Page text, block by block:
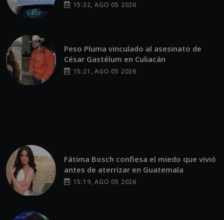
15:32, AGO 05 2026
Peso Pluma vinculado al asesinato de
César Gastélum en Culiacán
15:21, AGO 05 2026
Fátima Bosch confiesa el miedo que vivió
antes de aterrizar en Guatemala
15:19, AGO 05 2026